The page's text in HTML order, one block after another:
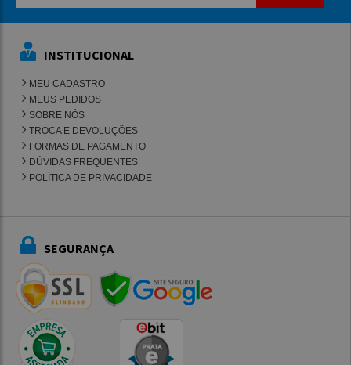
INSTITUCIONAL
MEU CADASTRO
MEUS PEDIDOS
SOBRE NÓS
TROCA E DEVOLUÇÕES
FORMAS DE PAGAMENTO
DÚVIDAS FREQUENTES
POLÍTICA DE PRIVACIDADE
SEGURANÇA